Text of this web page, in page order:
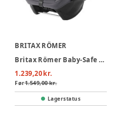
BRITAX RÖMER
Britax Römer Baby-Safe Core Autostol - Midnight Grey
1.239,20 kr.
Før1.549,00 kr.
Lagerstatus